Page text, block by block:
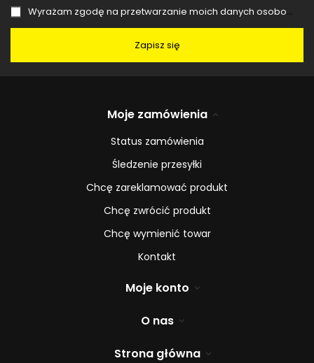
Wyrażam zgodę na przetwarzanie moich danych osobowych (adres e-mail) na potrzeby wysyłki newslettera z informacją handlową (marketing). Więcej w
Zapisz się
Moje zamówienia
Status zamówienia
Śledzenie przesyłki
Chcę zareklamować produkt
Chcę zwrócić produkt
Chcę wymienić towar
Kontakt
Moje konto
O nas
Strona główna